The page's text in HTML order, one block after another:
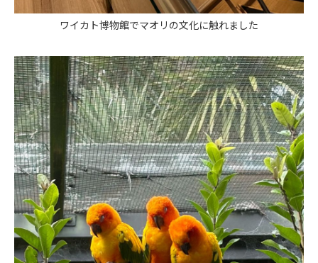
ワイカト博物館でマオリの文化に触れました